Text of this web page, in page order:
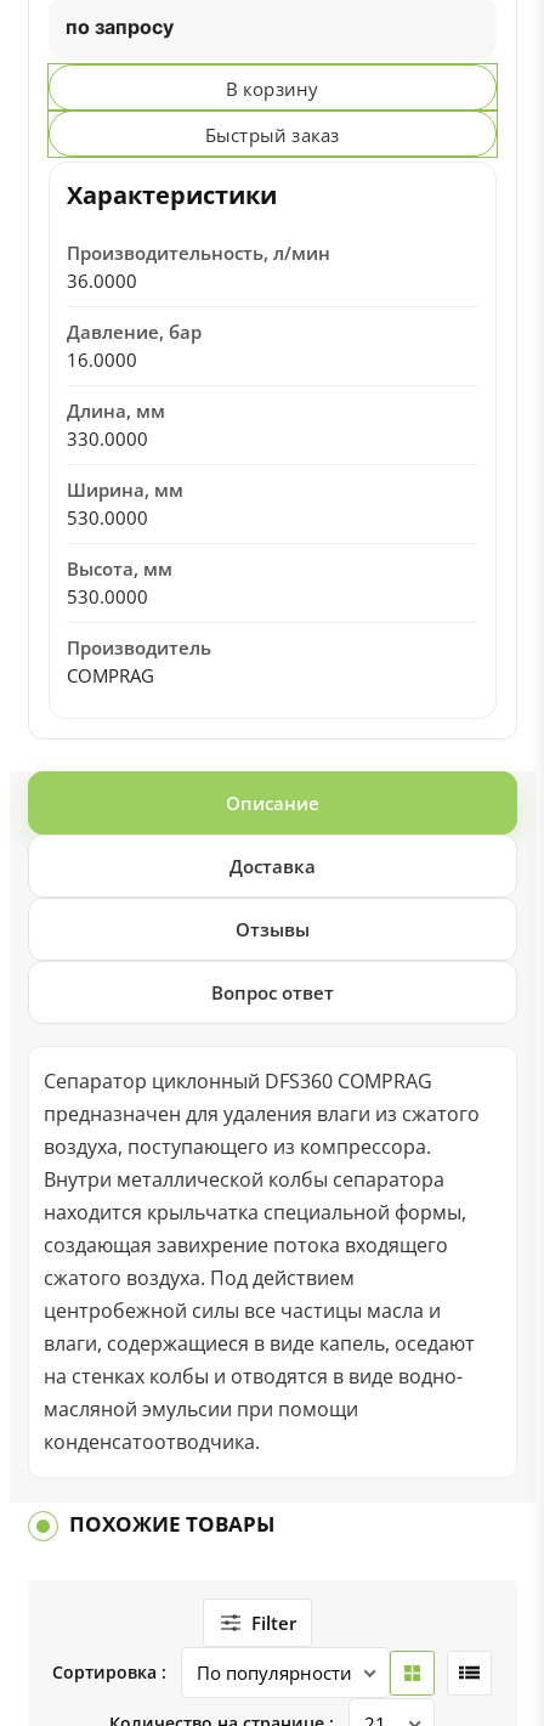
по запросу
В корзину
Быстрый заказ
Характеристики
Производительность, л/мин
36.0000
Давление, бар
16.0000
Длина, мм
330.0000
Ширина, мм
530.0000
Высота, мм
530.0000
Производитель
COMPRAG
Описание
Доставка
Отзывы
Вопрос ответ
Сепаратор циклонный DFS360 COMPRAG
предназначен для удаления влаги из сжатого
воздуха, поступающего из компрессора.
Внутри металлической колбы сепаратора
находится крыльчатка специальной формы,
создающая завихрение потока входящего
сжатого воздуха. Под действием
центробежной силы все частицы масла и
влаги, содержащиеся в виде капель, оседают
на стенках колбы и отводятся в виде водно-
масляной эмульсии при помощи
конденсатоотводчика.
ПОХОЖИЕ ТОВАРЫ
Filter
Сортировка :